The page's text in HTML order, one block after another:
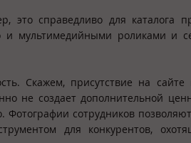
справедливо для каталога
и мультимедийными роликами и
Скажем, присутствие на сайте
не создает дополнительной
Фотографии сотрудников
для конкурентов,